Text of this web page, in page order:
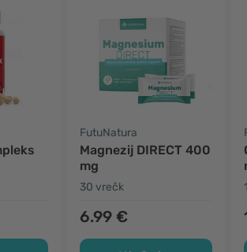
FutuNatura
Magnezij DIRECT 400
mg
30 vrečk
6.99 €